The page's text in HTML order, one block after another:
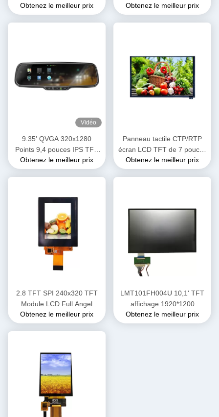
Résolution 40 PIN
Obtenez le meilleur prix
pouces Interface RVB
480cd/M2
Obtenez le meilleur prix
Vidéo
9.35' QVGA 320x1280
Points 9,4 pouces IPS TFT
Module LCD MIPI Affichage
d'interface
Obtenez le meilleur prix
Panneau tactile CTP/RTP
écran LCD TFT de 7 pouces
900 nits
Obtenez le meilleur prix
2.8 TFT SPI 240x320 TFT
Module LCD Full Angel
QVGA BOE Écran LCD
Obtenez le meilleur prix
LMT101FH004U 10,1' TFT
affichage 1920*1200
Affichage LCD haute
luminosité 700 nits
Obtenez le meilleur prix